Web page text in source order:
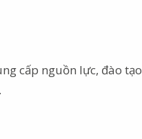
cấp nguồn lực, đào tạo